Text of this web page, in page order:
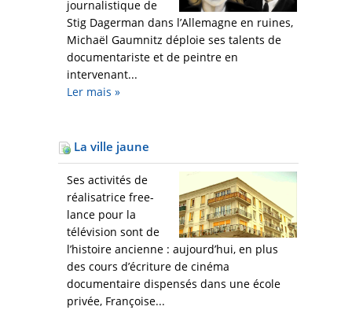
journalistique de
Stig Dagerman dans l’Allemagne en ruines,
Michaël Gaumnitz déploie ses talents de
documentariste et de peintre en
intervenant...
Ler mais »
La ville jaune
Ses activités de
réalisatrice free-
lance pour la
télévision sont de
l’histoire ancienne : aujourd’hui, en plus
des cours d’écriture de cinéma
documentaire dispensés dans une école
privée, Françoise...